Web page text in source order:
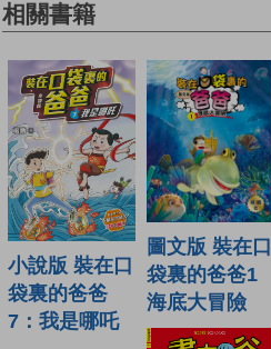
相關書籍
小說版 裝在口
袋裏的爸爸
7：我是哪吒
圖文版 裝在口
袋裏的爸爸1
海底大冒險